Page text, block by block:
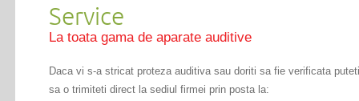
Service
La toata gama de aparate auditive
Daca vi s-a stricat proteza auditiva sau doriti sa fie verificata puteti
sa o trimiteti direct la sediul firmei prin posta la: